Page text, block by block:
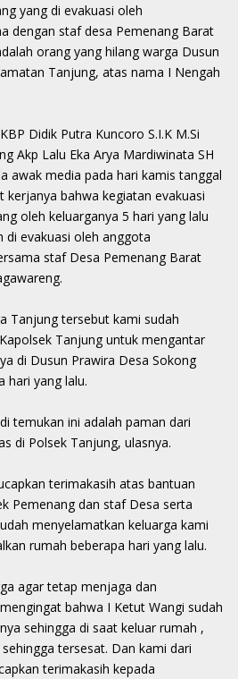
yang di evakuasi oleh
dengan staf desa Pemenang Barat
orang yang hilang warga Dusun
Tanjung, atas nama I Nengah
Didik Putra Kuncoro S.I.K M.Si
Akp Lalu Eka Arya Mardiwinata SH
awak media pada hari kamis tanggal
kerjanya bahwa kegiatan evakuasi
oleh keluarganya 5 hari yang lalu
di evakuasi oleh anggota
staf Desa Pemenang Barat
Tanjung tersebut kami sudah
Tanjung untuk mengantar
di Dusun Prawira Desa Sokong
hari yang lalu.
temukan ini adalah paman dari
di Polsek Tanjung, ulasnya.
terimakasih atas bantuan
Pemenang dan staf Desa serta
menyelamatkan keluarga kami
rumah beberapa hari yang lalu.
agar tetap menjaga dan
bahwa I Ketut Wangi sudah
sehingga di saat keluar rumah ,
tersesat. Dan kami dari
terimakasih kepada